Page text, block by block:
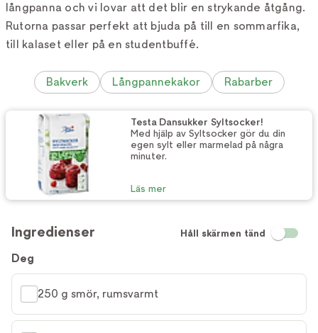
långpanna och vi lovar att det blir en strykande åtgång.
Rutorna passar perfekt att bjuda på till en sommarfika,
till kalaset eller på en studentbuffé.
Bakverk Långpannekakor Rabarber
Testa Dansukker Syltsocker!
Med hjälp av Syltsocker gör du din
egen sylt eller marmelad på några
minuter.
Läs mer
Ingredienser Håll skärmen tänd
Deg
250 g smör, rumsvarmt